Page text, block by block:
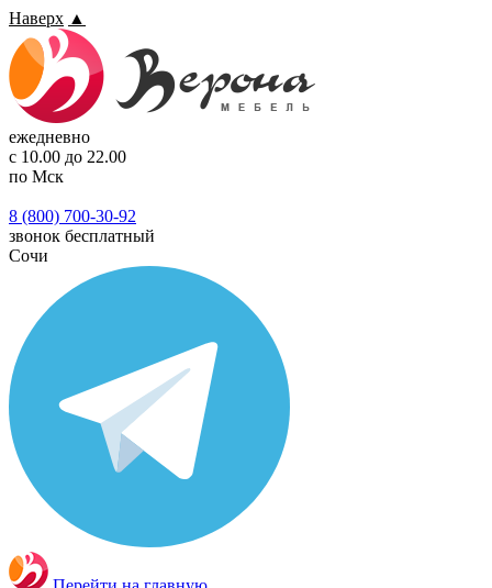
Наверх ▲
ежедневно
с 10.00 до 22.00
по Мск
8 (800) 700-30-92
звонок бесплатный
Сочи